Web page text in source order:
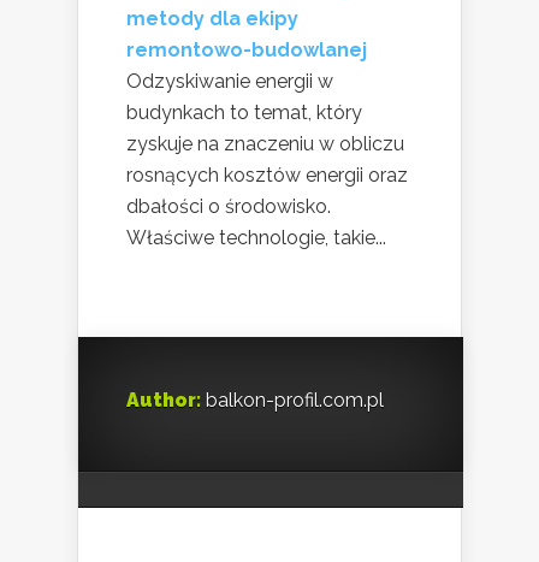
metody dla ekipy
remontowo-budowlanej
Odzyskiwanie energii w
budynkach to temat, który
zyskuje na znaczeniu w obliczu
rosnących kosztów energii oraz
dbałości o środowisko.
Właściwe technologie, takie...
Author: balkon-profil.com.pl